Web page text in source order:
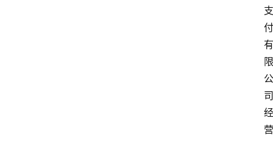
支
付
有
限
公
司
经
营